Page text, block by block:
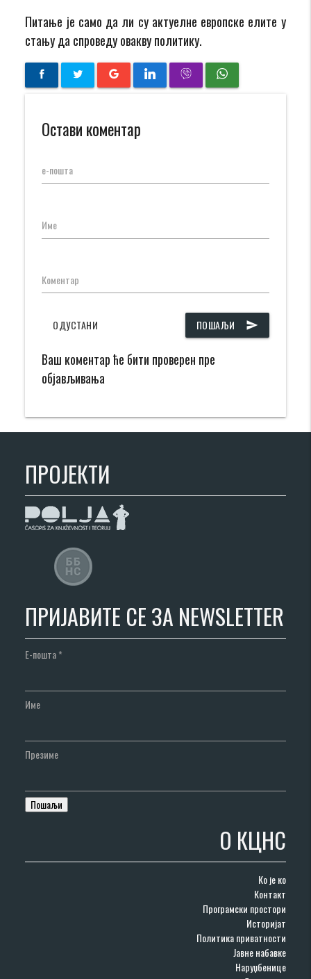
Питање је само да ли су актуелне европске елите у
стању да спроведу овакву политику.
Остави коментар
е-пошта
Име
Коментар
ПОШАЉИ send
ОДУСТАНИ
Ваш коментар ће бити проверен пре
објављивања
ПРОЈЕКТИ
ПРИЈАВИТЕ СЕ ЗА NEWSLETTER
Е-пошта*
Име
Презиме
О КЦНС
Ко је ко
Контакт
Програмски простори
Историјат
Политика приватности
Јавне набавке
Наруџбенице